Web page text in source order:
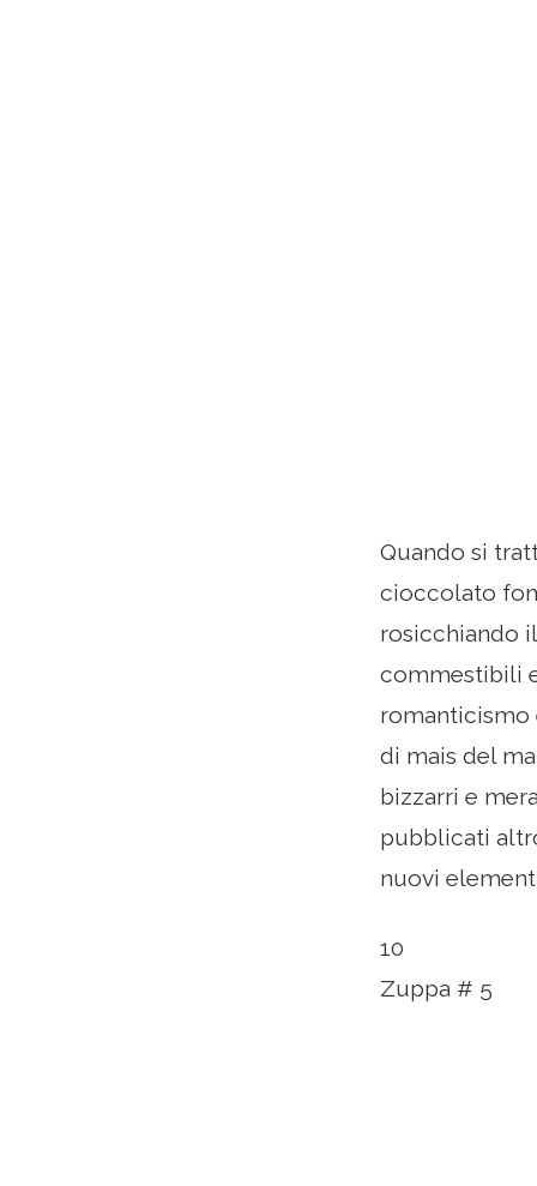
Quando si
cioccolato
rosicchiando
commestibili
romanticismo
di mais del
bizzarri e
pubblicati
nuovi
10
Zuppa # 5